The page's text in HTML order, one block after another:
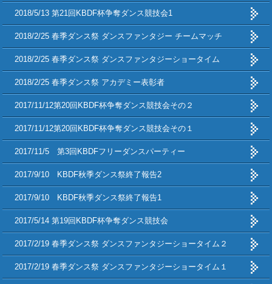
2018/5/13 第21回KBDF杯争奪ダンス競技会1
2018/2/25 春季ダンス祭 ダンスファンタジー チームマッチ
2018/2/25 春季ダンス祭 ダンスファンタジーショータイム
2018/2/25 春季ダンス祭 アカデミー表彰者
2017/11/12第20回KBDF杯争奪ダンス競技会その２
2017/11/12第20回KBDF杯争奪ダンス競技会その１
2017/11/5 第3回KBDFフリーダンスパーティー
2017/9/10 KBDF秋季ダンス祭終了報告2
2017/9/10 KBDF秋季ダンス祭終了報告1
2017/5/14 第19回KBDF杯争奪ダンス競技会
2017/2/19 春季ダンス祭 ダンスファンタジーショータイム２
2017/2/19 春季ダンス祭 ダンスファンタジーショータイム１